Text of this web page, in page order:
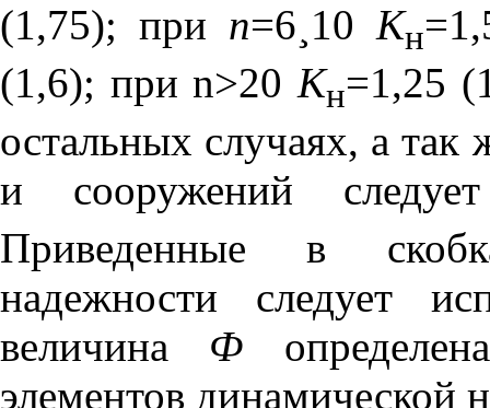
(1,75); при n=6 10Кн
(1,6); приn>20 Кн=1,25
остальных случаях, а так
и сооружений
Приведенные в
надежности следует
величина Ф
элементов динамической